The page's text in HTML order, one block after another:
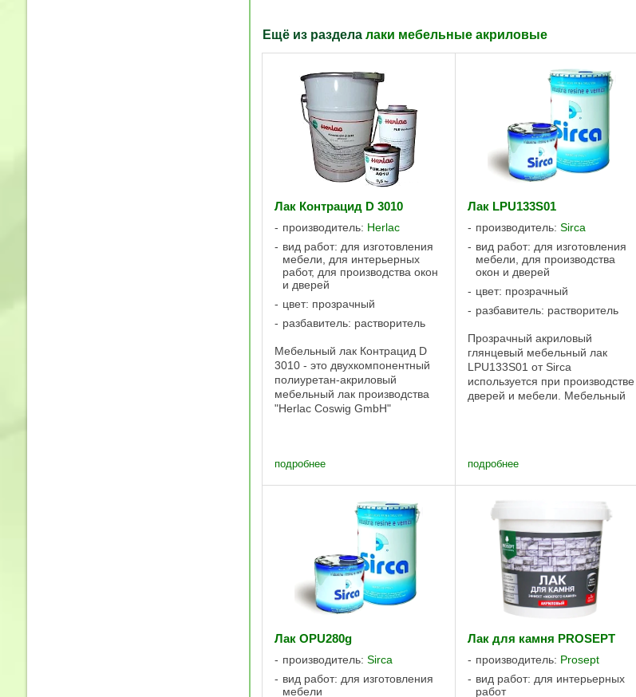
Ещё из раздела лаки мебельные акриловые
Лак Контрацид D 3010
производитель: Herlac
вид работ: для изготовления
мебели, для интерьерных
работ, для производства окон
и дверей
цвет: прозрачный
разбавитель: растворитель
Мебельный лак Контрацид D
3010 - это двухкомпонентный
полиуретан-акриловый
мебельный лак производства
"Herlac Coswig GmbH"
мебели, к которым
подробнее
Лак LPU133S01
производитель: Sirca
вид работ: для изготовления
мебели, для производства
окон и дверей
цвет: прозрачный
разбавитель: растворитель
Прозрачный акриловый
глянцевый мебельный лак
LPU133S01 от Sirca
используется при производстве
дверей и мебели. Мебельный
пожелтению. Подходит для ...
подробнее
Лак OPU280g
производитель: Sirca
вид работ: для изготовления
мебели
Лак для камня PROSEPT
производитель: Prosept
вид работ: для интерьерных
работ